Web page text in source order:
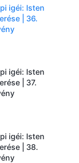
igéi: Isten
| 36.
igéi: Isten
| 37.
igéi: Isten
| 38.